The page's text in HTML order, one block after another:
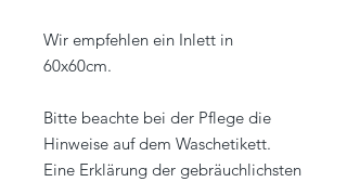
Wir empfehlen ein Inlett in
60x60cm.
Bitte beachte bei der Pflege die
Hinweise auf dem Waschetikett.
Eine Erklärung der gebräuchlichsten